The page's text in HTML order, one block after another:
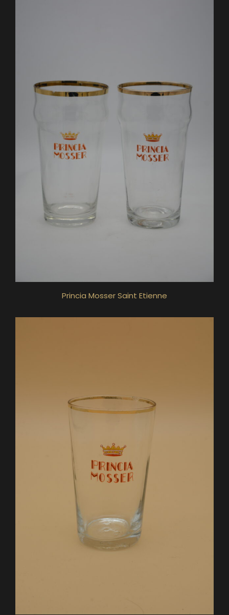
Princia Mosser Saint Etienne